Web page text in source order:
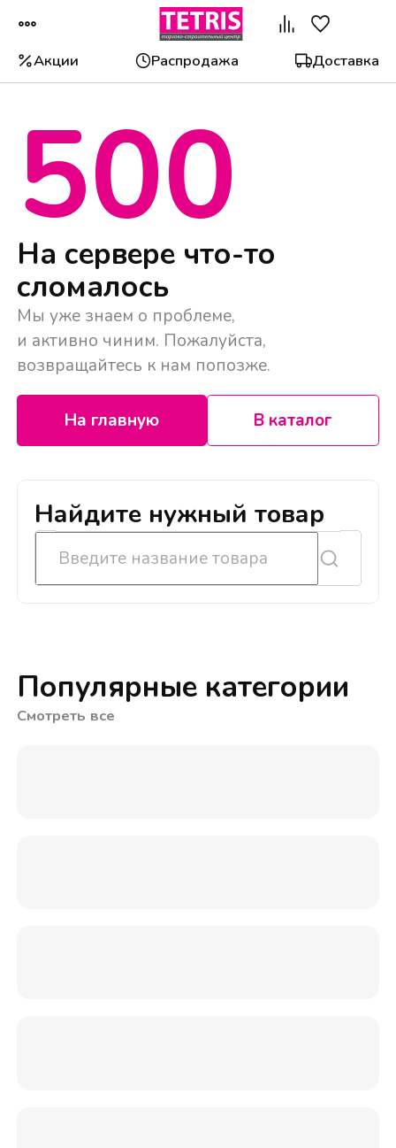
Акции Распродажа Доставка
500
На сервере что-то
сломалось
Мы уже знаем о проблеме,
и активно чиним. Пожалуйста,
возвращайтесь к нам попозже.
На главную В каталог
Найдите нужный товар
Популярные категории
Смотреть все